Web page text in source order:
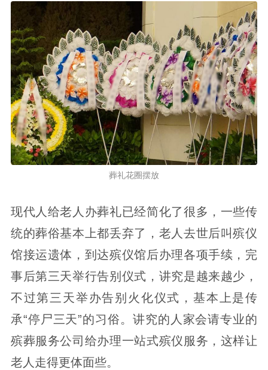
葬礼花圈摆放
现代人给老人办葬礼已经简化了很多，一些传
统的葬俗基本上都丢弃了，老人去世后叫殡仪
馆接运遗体，到达殡仪馆后办理各项手续，完
事后第三天举行告别仪式，讲究是越来越少，
不过第三天举办告别火化仪式，基本上是传
承“停尸三天”的习俗。讲究的人家会请专业的
殡葬服务公司给办理一站式殡仪服务，这样让
老人走得更体面些。